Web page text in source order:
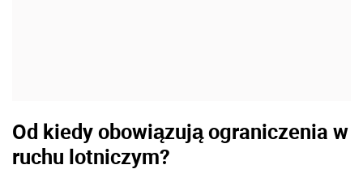
Od kiedy obowiązują ograniczenia w
ruchu lotniczym?